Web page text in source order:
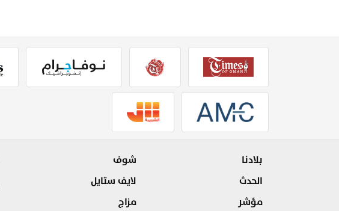
بلادنا
الحدث
مؤشر
شوف
لايف ستايل
مزاج